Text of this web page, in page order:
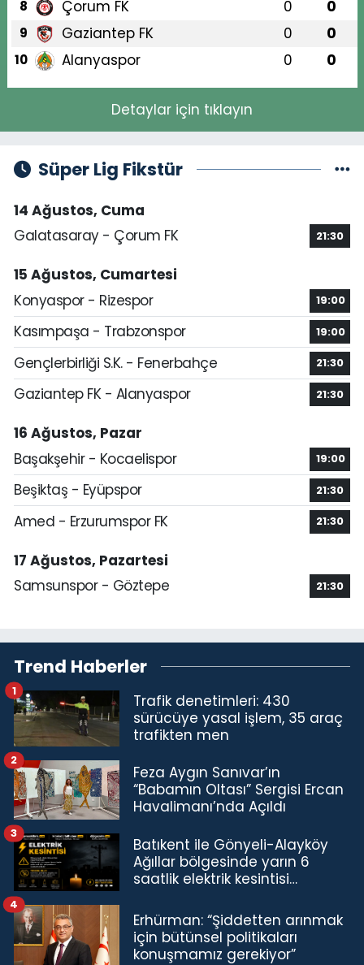
8 Çorum FK 0 0
9 Gaziantep FK 0 0
10 Alanyaspor 0 0
Detaylar için tıklayın
Süper Lig Fikstür
14 Ağustos, Cuma
Galatasaray - Çorum FK
21:30
15 Ağustos, Cumartesi
Konyaspor - Rizespor
19:00
Kasımpaşa - Trabzonspor 19:00
Gençlerbirliği S.K. - Fenerbahçe 21:30
Gaziantep FK - Alanyaspor 21:30
16 Ağustos, Pazar
Başakşehir - Kocaelispor
19:00
Beşiktaş - Eyüpspor 21:30
Amed - Erzurumspor FK 21:30
17 Ağustos, Pazartesi
Samsunspor - Göztepe
21:30
Trend Haberler
Trafik denetimleri: 430
sürücüye yasal işlem, 35 araç
trafikten men
1
Feza Aygın Sanıvar’ın
“Babamın Oltası” Sergisi Ercan
Havalimanı’nda Açıldı
2
Batıkent ile Gönyeli-Alayköy
Ağıllar bölgesinde yarın 6
saatlik elektrik kesintisi…
3
Erhürman: “Şiddetten arınmak
için bütünsel politikaları
konuşmamız gerekiyor”
4